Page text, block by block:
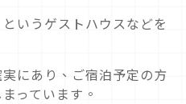
いうゲストハウスなどを
にあり、ご宿泊予定の方
っています。